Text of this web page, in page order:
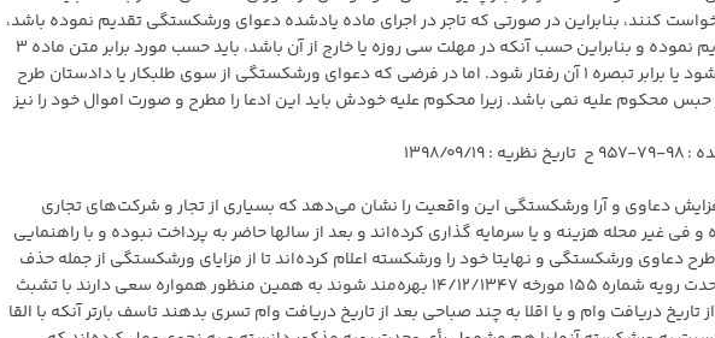
کنند، بنابراین در صورتی که تاجر در اجرای ماده یادشده دعوای ورشکستگی تقدیم نموده باشد،
به مانند آن است که دعوای اعسار تقدیم نموده و بنابراین حسب آنکه در مهلت سی روزه یا خارج از آن باشد، باید حسب مورد برابر متن ماده ۳
قانون یاد شده از حبس وی خودداری شود یا برابر تبصره ۱ آن رفتار شود. اما در فرضی که دعوای ورشکستگی از سوی طلبکار یا دادستان طرح
محکوم علیه نمی باشد. زیرا محکوم علیه خودش باید این ادعا را مطرح و صورت اموال خود را نیز
دعاوی و آرا ورشکستگی این واقعیت را نشان می‌دهد که بسیاری از تجار و شرکت‌های تجاری
فی غیر محله هزینه و یا سرمایه گذاری کرده‌اند و بعد از سالها حاضر به پرداخت نبوده و با راهنمایی
دعاوی ورشکستگی و نهایتا خود را ورشکسته اعلام کرده‌اند تا از مزایای ورشکستگی از جمله حذف
خسارات تاخیر تادیه با استناد به رای وحدت رویه شماره ۱۵۵ مورخه ۱۴/۱۲/۱۳۴۷ بهره‌مند شوند به همین منظور همواره سعی دارند با تشبث
دریافت وام و یا اقلا به چند صباحی بعد از تاریخ دریافت وام تسری بدهند تاسف بارتر آنکه با القا